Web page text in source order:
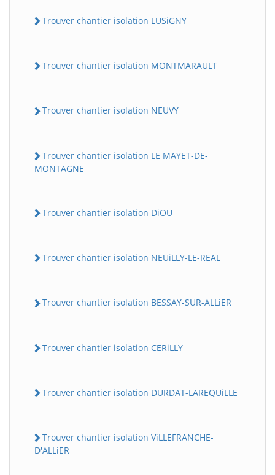
Trouver chantier isolation LUSiGNY
Trouver chantier isolation MONTMARAULT
Trouver chantier isolation NEUVY
Trouver chantier isolation LE MAYET-DE-
MONTAGNE
Trouver chantier isolation DiOU
Trouver chantier isolation NEUiLLY-LE-REAL
Trouver chantier isolation BESSAY-SUR-ALLiER
Trouver chantier isolation CERiLLY
Trouver chantier isolation DURDAT-LAREQUiLLE
Trouver chantier isolation ViLLEFRANCHE-
D'ALLiER